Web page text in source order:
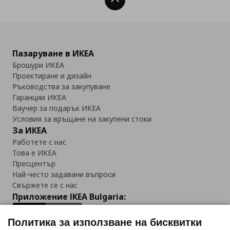
Пазаруване в ИКЕА
Брошури ИКЕА
Проектиране и дизайн
Ръководства за закупуване
Гаранции ИКЕА
Ваучер за подарък ИКЕА
Условия за връщане на закупени стоки
За ИКЕА
Работете с нас
Това е ИКЕА
Пресцентър
Най-често задавани въпроси
Свържете се с нас
Приложение IKEA Bulgaria:
Политика за използване на бисквитки